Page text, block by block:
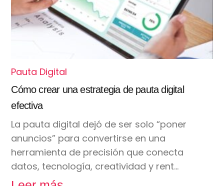
Pauta Digital
Cómo crear una estrategia de pauta digital
efectiva
La pauta digital dejó de ser solo “poner
anuncios” para convertirse en una
herramienta de precisión que conecta
datos, tecnología, creatividad y rent…